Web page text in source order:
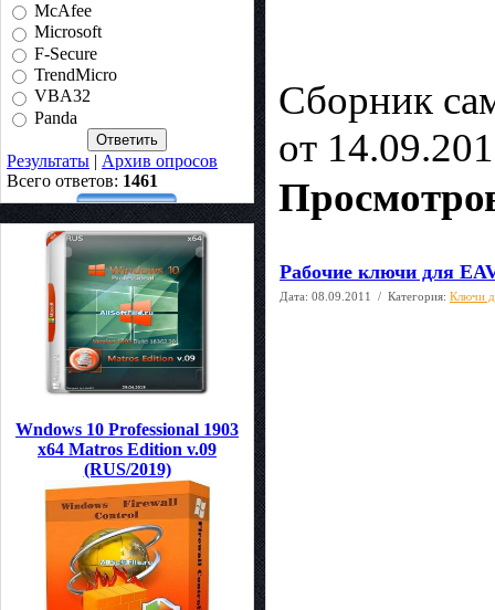
McAfee
Microsoft
F-Secure
TrendMicro
VBA32
Panda
Результаты | Архив опросов
Всего ответов: 1461
Wndows 10 Professional 1903
x64 Matros Edition v.09
(RUS/2019)
Сборник
от
Рабочие ключи для
Дата: 08.09.2011 / Категория: Ключи